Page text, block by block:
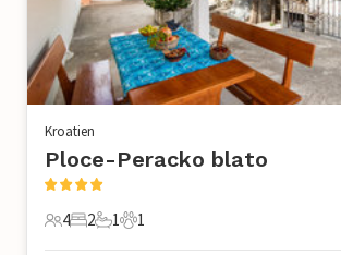
Kroatien
Ploce-Peracko blato
4 Gäste
4
2 Schlafzimmer
2
1 Badezimmer
1
1 Haustier
1